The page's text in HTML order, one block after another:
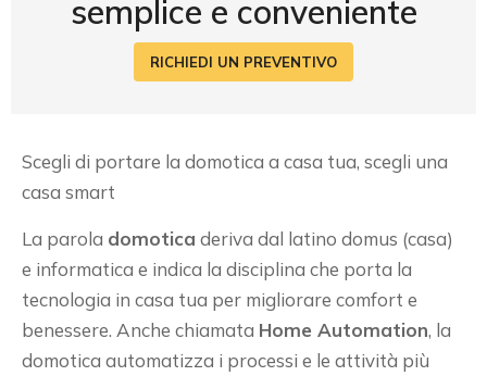
semplice e conveniente
RICHIEDI UN PREVENTIVO
Scegli di portare la domotica a casa tua, scegli una
casa smart
La parola domotica deriva dal latino domus (casa)
e informatica e indica la disciplina che porta la
tecnologia in casa tua per migliorare comfort e
benessere. Anche chiamata Home Automation, la
domotica automatizza i processi e le attività più